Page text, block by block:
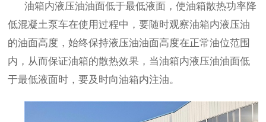
油箱内液压油油面低于最低液面，使油箱散热功率降
低混凝土泵车在使用过程中，要随时观察油箱内液压油
的油面高度，始终保持液压油油面高度在正常油位范围
内，从而保证油箱的散热效果，当油箱内液压油油面低
于最低液面时，要及时向油箱内注油。